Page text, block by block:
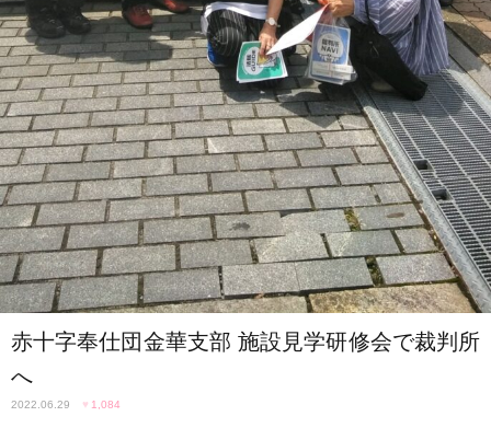
赤十字奉仕団金華支部 施設見学研修会で裁判所
へ
2022.06.29 ♥ 1,084